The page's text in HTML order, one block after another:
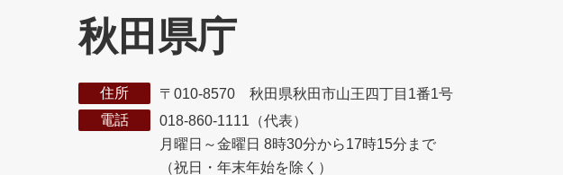
秋田県庁
住所
〒010-8570 秋田県秋田市山王四丁目1番1号
電話
018-860-1111（代表）
月曜日～金曜日 8時30分から17時15分まで
（祝日・年末年始を除く）